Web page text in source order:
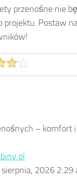
przenośne nie
Postaw
– komfort
2026 2:29